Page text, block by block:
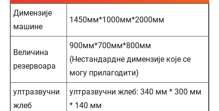
Димензије
машине
1450мм*1000мм*2000мм
Величина
резервоара
900мм*700мм*800мм
(Нестандардне димензије које се
могу прилагодити)
ултразвучни
жлеб
ултразвучни жлеб: 340 мм * 300 мм
* 140 мм